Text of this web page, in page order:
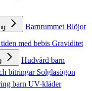
BarnrummetBlöjor
med bebis Graviditet
Hudvård barn
bitringar Solglasögon
barn UV-kläder